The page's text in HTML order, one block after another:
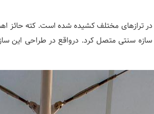
این پروژه از نوع زین اسبی دو قلو میباشد که از 6 نقطه در
سنتی متصل کرد. درواقع در طراحی این